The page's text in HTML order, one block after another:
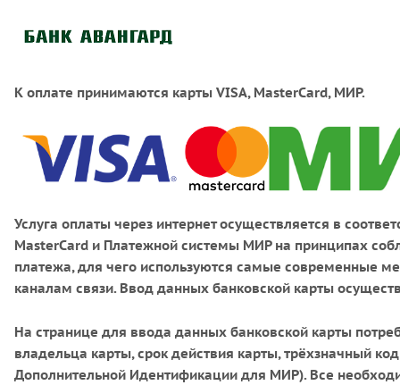
К оплате принимаются карты VISA, MasterCard, МИР.
Услуга оплаты через интернет осуществляется в
MasterCard и Платежной системы МИР на принципах
платежа, для чего используются самые современные
каналам связи. Ввод данных банковской карты
На странице для ввода данных банковской карты
владельца карты, срок действия карты, трёхзначный
Дополнительной Идентификации для МИР). Все